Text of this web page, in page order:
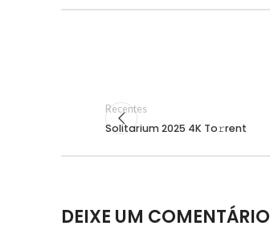
Recentes
Solitarium 2025 4K To𝚛rent
DEIXE UM COMENTÁRIO